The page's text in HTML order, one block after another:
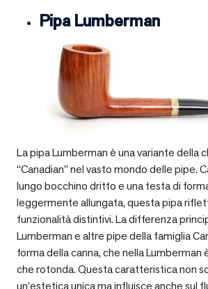
Pipa Lumberman
La pipa Lumberman è una variante della
“Canadian” nel vasto mondo delle pipe.
lungo bocchino dritto e una testa di
leggermente allungata, questa pipa
funzionalità distintivi. La differenza
Lumberman e altre pipe della famiglia
forma della canna, che nella
che rotonda. Questa caratteristica non
un’estetica unica ma influisce anche sul